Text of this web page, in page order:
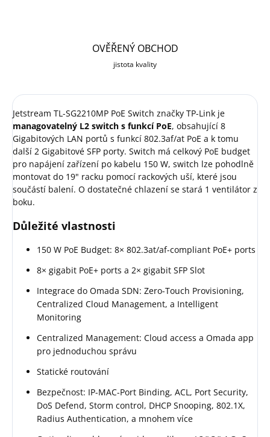
OVĚŘENÝ OBCHOD
jistota kvality
Jetstream TL-SG2210MP PoE Switch značky TP-Link je
managovatelný L2 switch s funkcí PoE, obsahující 8
Gigabitových LAN portů s funkcí 802.3af/at PoE a k tomu
další 2 Gigabitové SFP porty. Switch má celkový PoE budget
pro napájení zařízení po kabelu 150 W, switch lze pohodlně
montovat do 19" racku pomocí rackových uší, které jsou
součástí balení. O dostatečné chlazení se stará 1 ventilátor z
boku.
Důležité vlastnosti
150 W PoE Budget: 8× 802.3at/af-compliant PoE+ ports
8× gigabit PoE+ ports a 2× gigabit SFP Slot
Integrace do Omada SDN: Zero-Touch Provisioning,
Centralized Cloud Management, a Intelligent
Monitoring
Centralized Management: Cloud access a Omada app
pro jednoduchou správu
Statické routování
Bezpečnost: IP-MAC-Port Binding, ACL, Port Security,
DoS Defend, Storm control, DHCP Snooping, 802.1X,
Radius Authentication, a mnohem více